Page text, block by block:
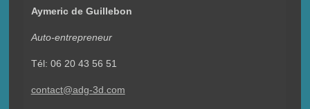
Aymeric de Guillebon
Auto-entrepreneur
Tél: 06 20 43 56 51
contact@adg-3d.com